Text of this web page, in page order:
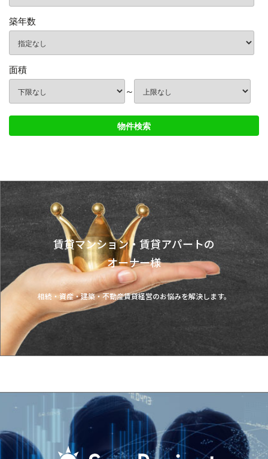
築年数
面積
～
賃貸マンション・賃貸アパートの
オーナー様
相続・資産・建築・不動産賃貸経営のお悩みを解決します。